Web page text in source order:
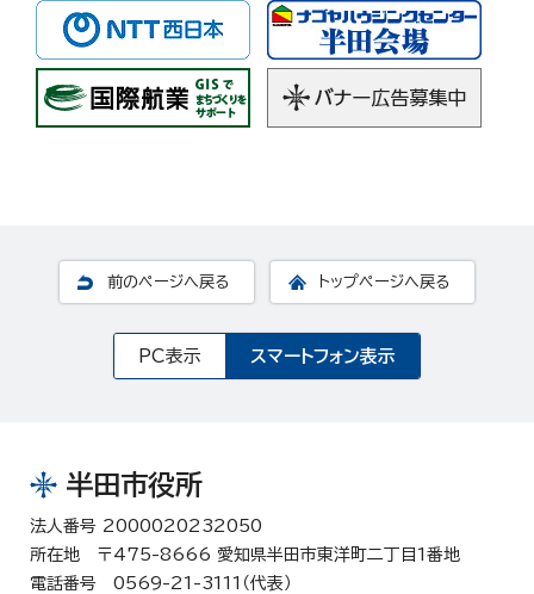
前のページへ戻る トップページへ戻る
PC表示 スマートフォン表示
半田市役所
法人番号 2000020232050
所在地 〒475-8666 愛知県半田市東洋町二丁目1番地
電話番号 0569-21-3111（代表）